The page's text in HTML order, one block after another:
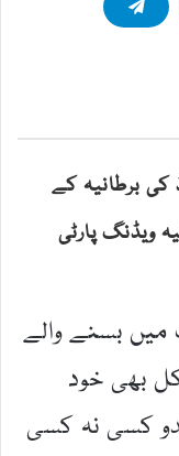
کی برطانیہ کے
ویڈنگ پارٹی
میں بسنے والے
بھی خود
کسی نہ کسی